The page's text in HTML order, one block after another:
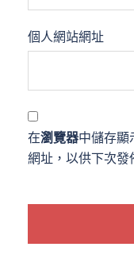
個人網站網址
在瀏覽器中儲存顯
網址，以供下次發